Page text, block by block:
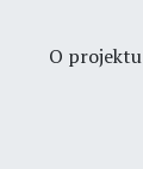
O projektu